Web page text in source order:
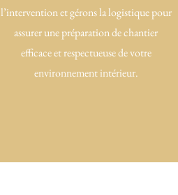
l’intervention et gérons la logistique pour
assurer une préparation de chantier
efficace et respectueuse de votre
environnement intérieur.